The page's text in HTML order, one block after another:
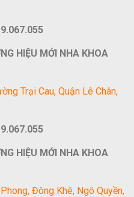
HIỆU MỚI NHA KHOA
Trại Cau, Quận Lê Chân,
HIỆU MỚI NHA KHOA
Đông Khê, Ngô Quyền,